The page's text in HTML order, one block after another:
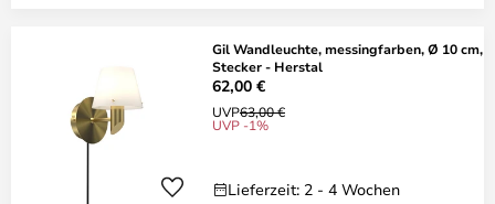
Gil Wandleuchte, messingfarben, Ø 10 cm,
Stecker - Herstal
62,00 €
UVP63,00 €
UVP -1%
Lieferzeit: 2 - 4 Wochen